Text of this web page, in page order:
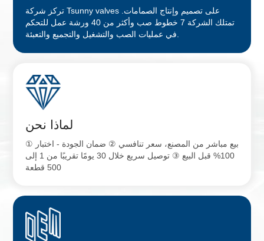
تركز شركة Tsunny valves على تصميم وإنتاج الصمامات.
تمتلك الشركة 7 خطوط صب وأكثر من 40 ورشة عمل للتحكم
في عمليات الصب والتشغيل والتجميع والتعبئة.
لماذا نحن
① بيع مباشر من المصنع، سعر تنافسي ② ضمان الجودة - اختبار
100% قبل البيع ③ توصيل سريع خلال 30 يومًا تقريبًا من 1 إلى
500 قطعة